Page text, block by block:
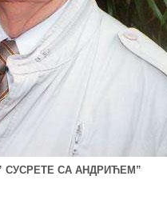
СУСРЕТЕ СА АНДРИЋЕМ”